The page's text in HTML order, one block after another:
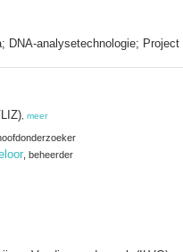
DNA-analysetechnologie; Project
meer
hoofdonderzoeker
, beheerder